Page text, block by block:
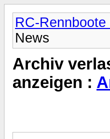
RC-Rennboote
News
Archiv
anzeigen :